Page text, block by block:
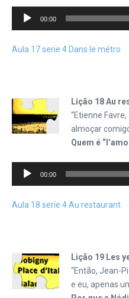
Tocador
00:00
Aula 17 serie 4 Dans le métro
Lição 18 Au
“Etienne
almoçar
Quem é
00:00
Aula 18 serie 4 Au restaurant
Lição 19 Les
“Então, Jean-
e eu, apenas